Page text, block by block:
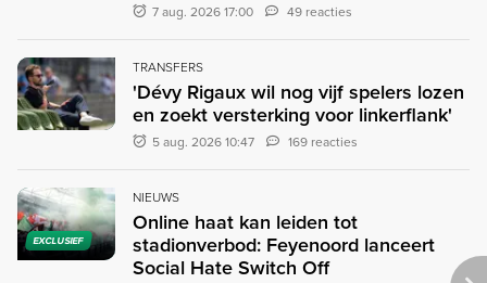
7 aug. 2026 17:00 49 reacties
TRANSFERS
'Dévy Rigaux wil nog vijf spelers lozen
en zoekt versterking voor linkerflank'
5 aug. 2026 10:47 169 reacties
EXCLUSIEF
NIEUWS
Online haat kan leiden tot
stadionverbod: Feyenoord lanceert
Social Hate Switch Off